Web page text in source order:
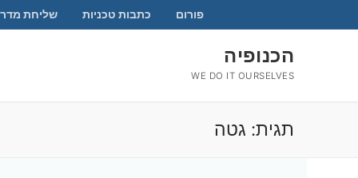
לתוכן
פורום כתבות טכניות שליחת
הכנופיה
WE DO IT OURSELVES
תגית: גטה